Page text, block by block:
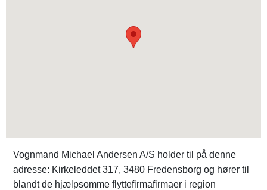
Vognmand Michael Andersen A/S holder til på denne
adresse: Kirkeleddet 317, 3480 Fredensborg og hører til
blandt de hjælpsomme flyttefirmafirmaer i region